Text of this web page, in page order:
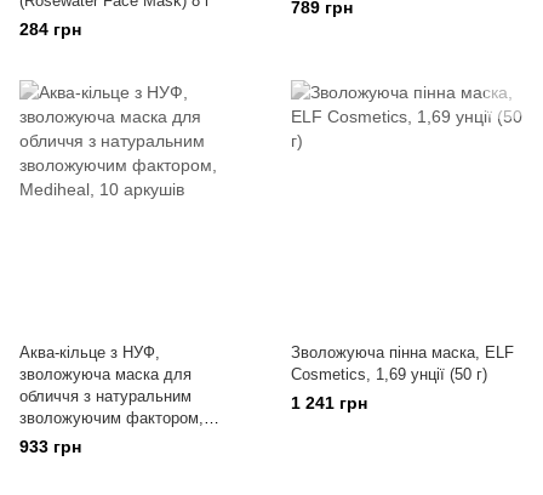
284 грн
789 грн
Аква-кільце з НУФ,
зволожуюча маска для
обличчя з натуральним
зволожуючим фактором,
Mediheal, 10 аркушів
933 грн
Зволожуюча пінна маска, ELF
Cosmetics, 1,69 унції (50 г)
1 241 грн